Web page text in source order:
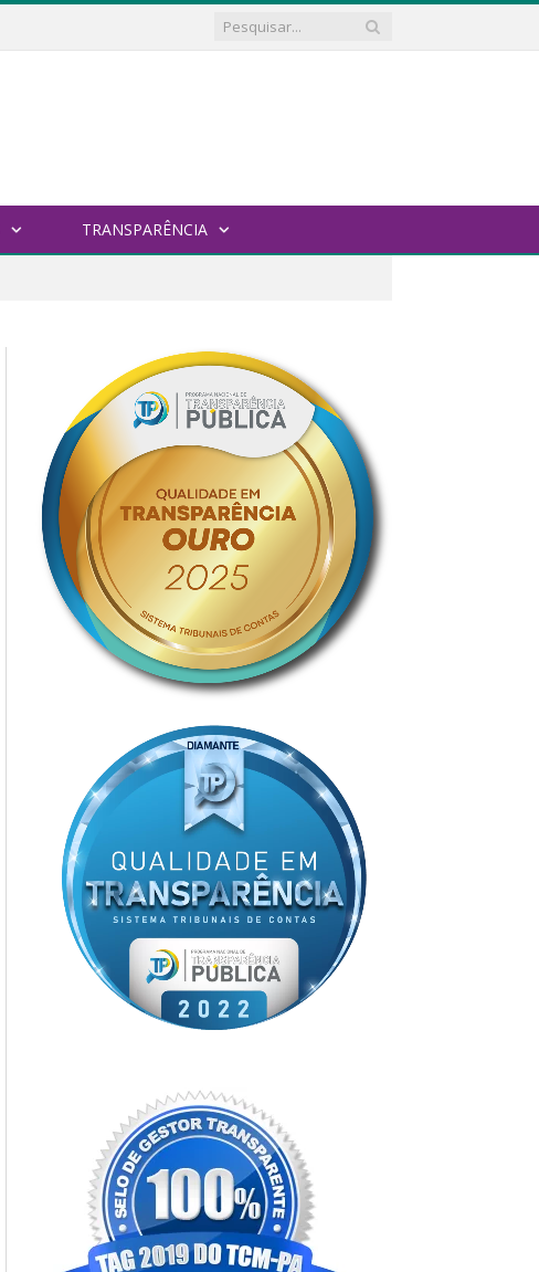
TRANSPARÊNCIA